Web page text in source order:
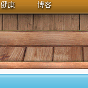
健康 博客